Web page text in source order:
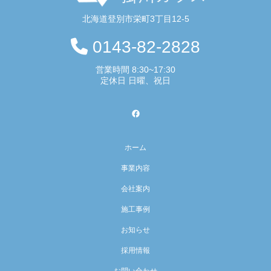
北海道登別市栄町3丁目12-5
0143-82-2828
営業時間 8:30~17:30
定休日 日曜、祝日
ホーム
事業内容
会社案内
施工事例
お知らせ
採用情報